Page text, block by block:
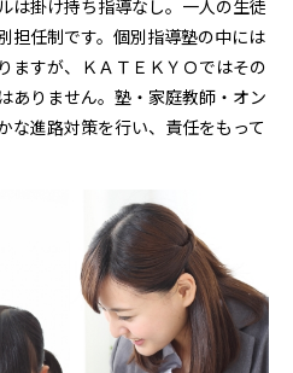
は掛け持ち指導なし。一人の生徒
担任制です。個別指導塾の中には
ますが、ＫＡＴＥＫＹＯではその
ありません。塾・家庭教師・オン
な進路対策を行い、責任をもって